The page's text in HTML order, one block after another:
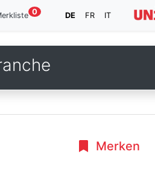
0 DE FR IT
Merken